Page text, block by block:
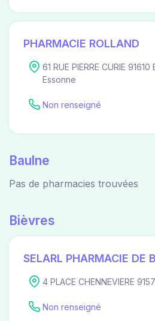
PHARMACIE ROLLAND
61 RUE PIERRE CURIE
Essonne
Non renseigné
Baulne
Pas de pharmacies trouvées
Bièvres
SELARL PHARMACIE DE
4 PLACE CHENNEVIERE
Non renseigné